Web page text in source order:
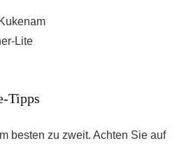
Lite
Tipps
besten zu zweit. Achten Sie auf